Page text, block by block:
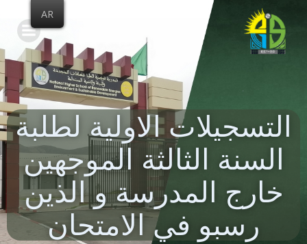
content
التسجيلات الاولية لطلبة
السنة الثالثة الموجهين
خارج المدرسة و الذين
رسبو في الامتحان
AR